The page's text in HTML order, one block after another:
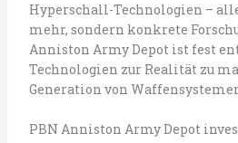
Hyperschall-Technologien –
mehr, sondern konkrete
Anniston Army Depot ist fest
Technologien zur Realität zu
Generation von
PBN Anniston Army Depot